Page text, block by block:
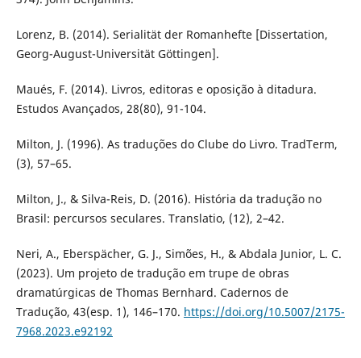
Lorenz, B. (2014). Serialität der Romanhefte [Dissertation,
Georg-August-Universität Göttingen].
Maués, F. (2014). Livros, editoras e oposição à ditadura.
Estudos Avançados, 28(80), 91-104.
Milton, J. (1996). As traduções do Clube do Livro. TradTerm,
(3), 57–65.
Milton, J., & Silva-Reis, D. (2016). História da tradução no
Brasil: percursos seculares. Translatio, (12), 2–42.
Neri, A., Eberspächer, G. J., Simões, H., & Abdala Junior, L. C.
(2023). Um projeto de tradução em trupe de obras
dramatúrgicas de Thomas Bernhard. Cadernos de
Tradução, 43(esp. 1), 146–170. https://doi.org/10.5007/2175-
7968.2023.e92192